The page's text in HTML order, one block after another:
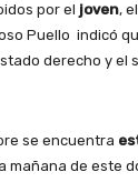
por el joven, el
Puello indicó
derecho y el
se encuentra
mañana de este